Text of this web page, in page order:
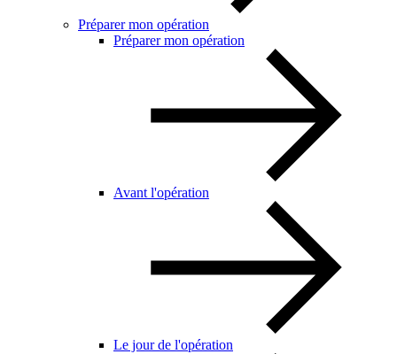
Préparer mon opération
Préparer mon opération
Avant l'opération
Le jour de l'opération